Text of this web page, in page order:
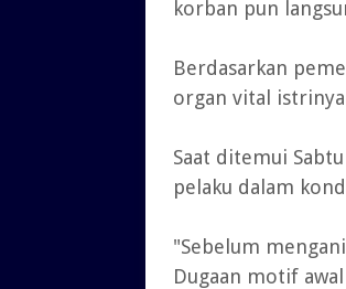
korban pun
Berdasarkan
organ vital
Saat ditemui
pelaku dalam
"Sebelum
Dugaan motif